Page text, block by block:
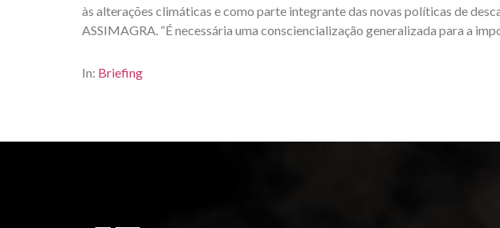
às alterações climáticas e como parte integrante das novas políticas de
ASSIMAGRA. “É necessária uma consciencialização generalizada para a
In: Briefing